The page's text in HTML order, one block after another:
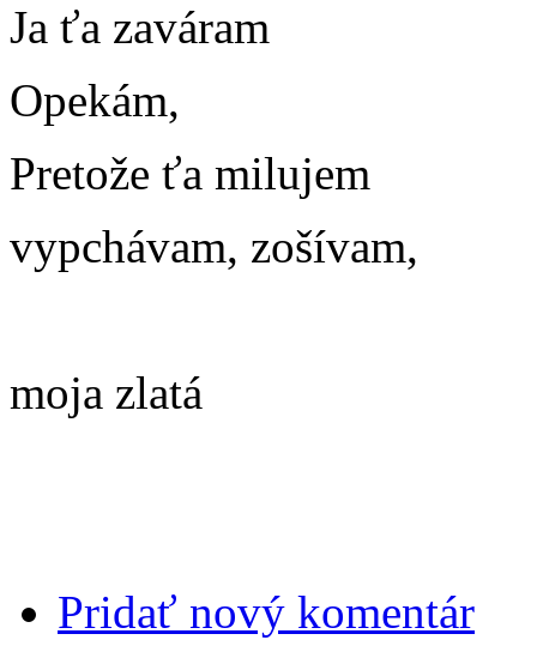
Ja ťa zaváram
Opekám,
Pretože ťa milujem
vypchávam, zošívam,
moja zlatá
Pridať nový komentár